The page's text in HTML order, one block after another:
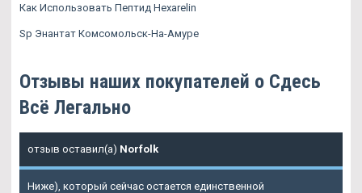
Как Использовать Пептид Hexarelin
Sp Энантат Комсомольск-На-Амуре
Отзывы наших покупателей о Сдесь
Всё Легально
отзыв оставил(а) Norfolk
Ниже), который сейчас остается единственной